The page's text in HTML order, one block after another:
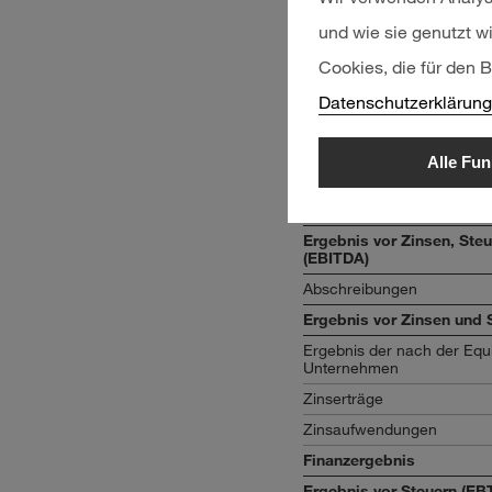
Umsatzerlöse
Sonstige betriebliche
Ergebnis vor Zinsen,
(EBITDA)
Abschreibungen
Ergebnis vor Zinsen und
Ergebnis der nach der
Unternehmen
Zinserträge
Zinsaufwendungen
Finanzergebnis
und wie sie genutzt
Cookies, die für den
Datenschutzerklärung
Alle